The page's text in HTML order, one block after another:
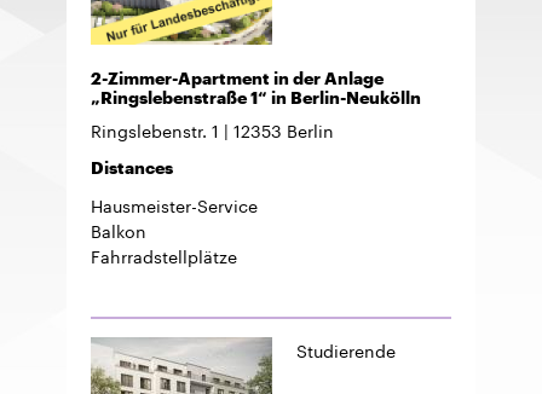
2-Zimmer-Apartment in der Anlage
„Ringslebenstraße 1“ in Berlin-Neukölln
Ringslebenstr. 1 12353 Berlin
Distances
Hausmeister-Service
Balkon
Fahrradstellplätze
Studierende